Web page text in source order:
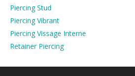
Piercing Stud
Piercing Vibrant
Piercing Vissage Interne
Retainer Piercing